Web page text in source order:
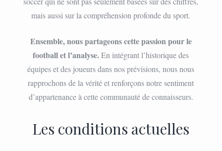
mais aussi sur la compréhension profonde du sport.
Ensemble, nous partageons cette passion pour le
football et l’analyse.En intégrant l’historique des
équipes et des joueurs dans nos prévisions, nous nous
rapprochons de la vérité et renforçons notre sentiment
d’appartenance à cette communauté de connaisseurs.
Les conditions actuelles